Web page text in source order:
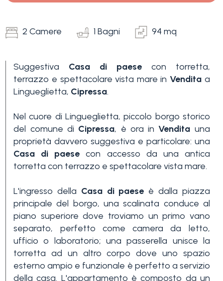
2 Camere 1 Bagni 94 mq
Suggestiva Casa di paesecon torretta,
terrazzo e spettacolare vista mare in Vendita a
Lingueglietta, Cipressa.
Nel cuore di Lingueglietta, piccolo borgo storico
del comune di Cipressa, è ora in Vendita una
proprietà davvero suggestiva e particolare: una
Casa di paese con accesso da una antica
torretta con terrazzo e spettacolare vista mare.
L'ingresso della Casa di paese è dalla piazza
principale del borgo, una scalinata conduce al
piano superiore dove troviamo un primo vano
separato, perfetto come camera da letto,
ufficio o laboratorio; una passerella unisce la
torretta ad un altro corpo dove uno spazio
esterno ampio e funzionale è perfetto a servizio
della casa. L'appartamento è composto da un
( 0)
Camere
Qualsiasi
1
2